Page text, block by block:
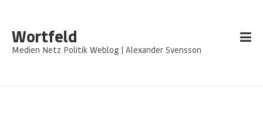
Wortfeld
Medien Netz Politik Weblog | Alexander Svensson